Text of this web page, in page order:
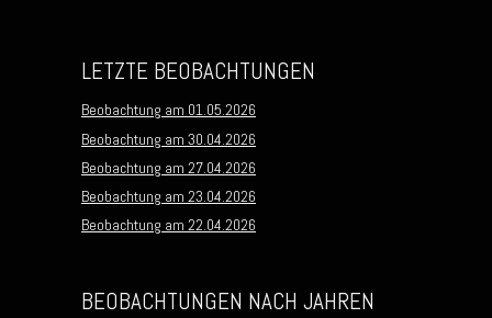
LETZTE BEOBACHTUNGEN
Beobachtung am 01.05.2026
Beobachtung am 30.04.2026
Beobachtung am 27.04.2026
Beobachtung am 23.04.2026
Beobachtung am 22.04.2026
BEOBACHTUNGEN NACH JAHREN